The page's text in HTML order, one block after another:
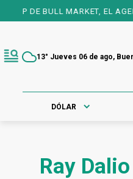
EL AGENTE FINTECH N° 1
13° Jueves 06 de ago,
DÓLAR
Ray Dalio